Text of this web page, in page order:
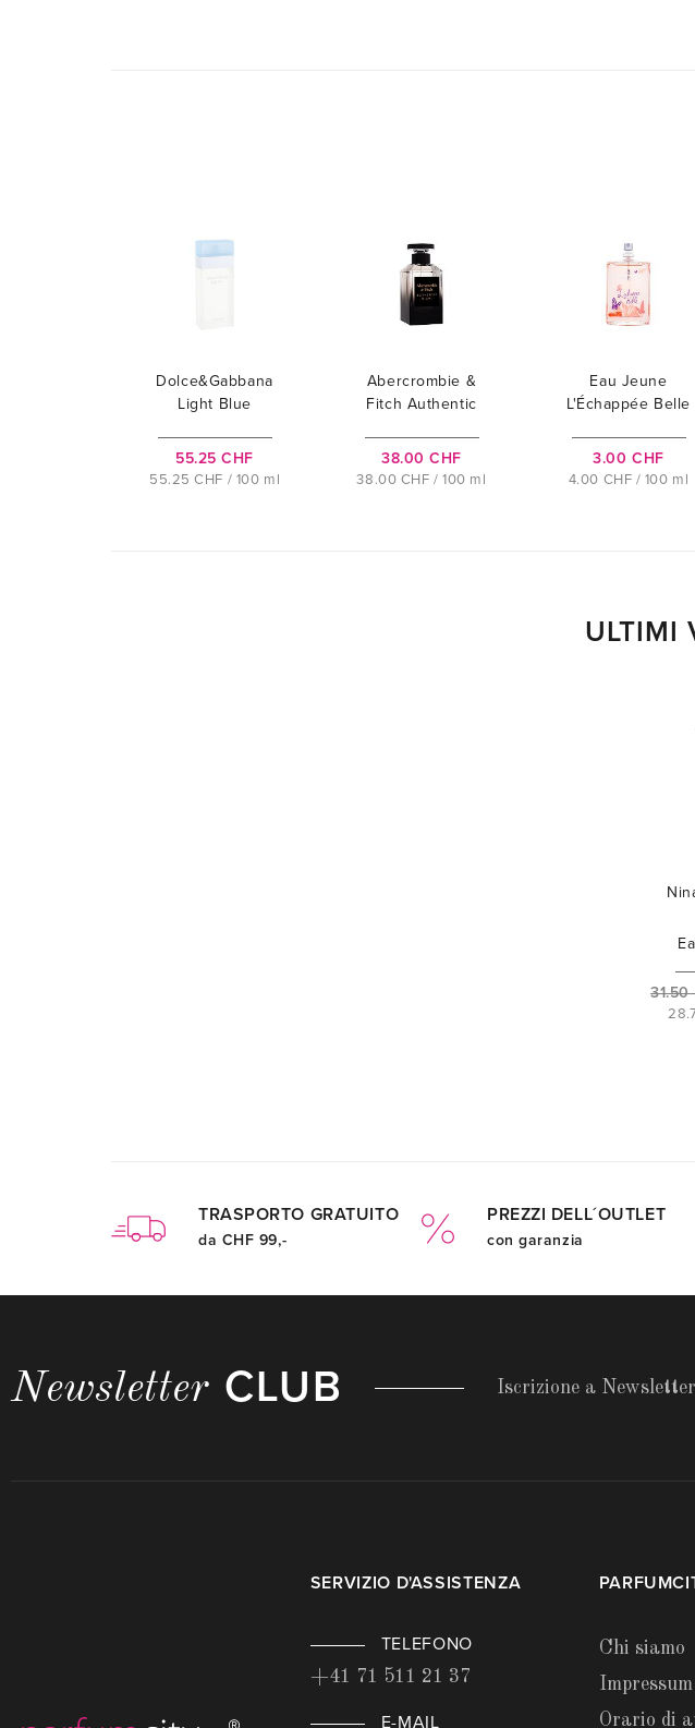
Dolce&Gabbana
Light Blue
55.25 CHF
55.25 CHF / 100 ml
Abercrombie &
Fitch Authentic
38.00 CHF
38.00 CHF / 100 ml
Eau Jeune
L'Échappée Belle
3.00 CHF
4.00 CHF / 100 ml
ULTIMI
31.50
TRASPORTO GRATUITO
da CHF 99,-
PREZZI DELL´OUTLET
con garanzia
Newsletter CLUB Iscrizione a Newsletter
SERVIZIO D'ASSISTENZA
TELEFONO
+41 71 511 21 37
E-MAIL
Chi siamo
Impressum
Orario di